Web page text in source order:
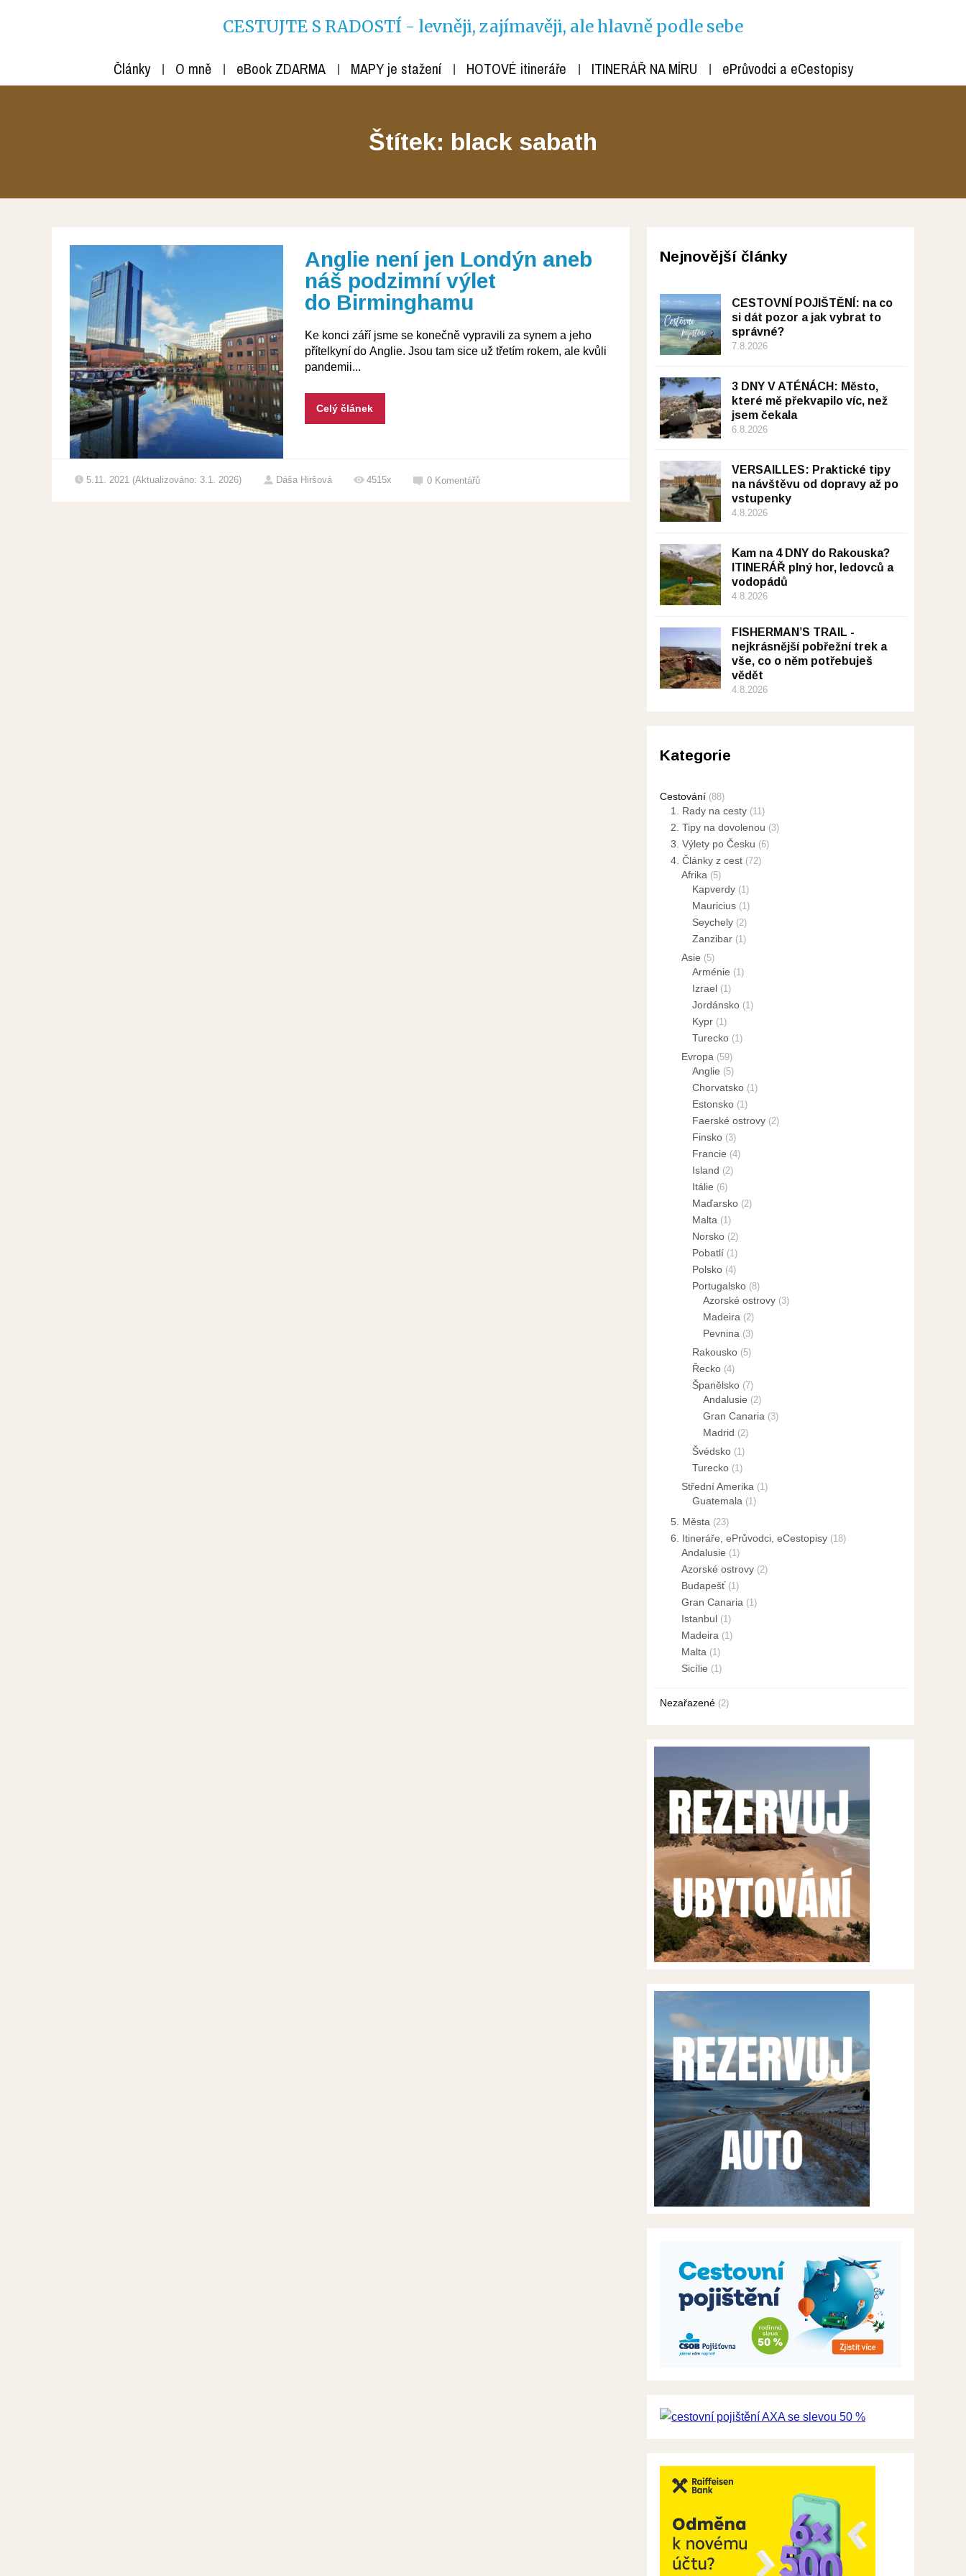
CESTUJTE S RADOSTÍ - levněji, zajímavěji, ale hlavně podle sebe
Články O mně eBook ZDARMA MAPY je stažení HOTOVÉ itineráře ITINERÁŘ NA MÍRU ePrůvodci a eCestopisy
Štítek: black sabath
Anglie není jen Londýn aneb
náš podzimní výlet
do Birminghamu
Ke konci září jsme se konečně vypravili za synem a jeho
přítelkyní do Anglie. Jsou tam sice už třetím rokem, ale kvůli
pandemii...
Celý článek
5.11. 2021 (Aktualizováno: 3.1. 2026) Dáša Hiršová 4515x 0 Komentářů
Nejnovější články
CESTOVNÍ POJIŠTĚNÍ: na co
si dát pozor a jak vybrat to
správné?
7.8.2026
3 DNY V ATÉNÁCH: Město,
které mě překvapilo víc, než
jsem čekala
6.8.2026
VERSAILLES: Praktické tipy
na návštěvu od dopravy až po
vstupenky
4.8.2026
Kam na 4 DNY do Rakouska?
ITINERÁŘ plný hor, ledovců a
vodopádů
4.8.2026
FISHERMAN’S TRAIL -
nejkrásnější pobřežní trek a
vše, co o něm potřebuješ
vědět
4.8.2026
Kategorie
Cestování (88)
1. Rady na cesty (11)
2. Tipy na dovolenou (3)
3. Výlety po Česku (6)
4. Články z cest (72)
Afrika (5)
Kapverdy (1)
Mauricius (1)
Seychely (2)
Zanzibar (1)
Asie (5)
Arménie (1)
Izrael (1)
Jordánsko (1)
Kypr (1)
Turecko (1)
Evropa (59)
Anglie (5)
Chorvatsko (1)
Estonsko (1)
Faerské ostrovy (2)
Finsko (3)
Francie (4)
Island (2)
Itálie (6)
Maďarsko (2)
Malta (1)
Norsko (2)
Pobatlí (1)
Polsko (4)
Portugalsko (8)
Azorské ostrovy (3)
Madeira (2)
Pevnina (3)
Rakousko (5)
Řecko (4)
Španělsko (7)
Andalusie (2)
Gran Canaria (3)
Madrid (2)
Švédsko (1)
Turecko (1)
Střední Amerika (1)
Guatemala (1)
5. Města (23)
6. Itineráře, ePrůvodci, eCestopisy (18)
Andalusie (1)
Azorské ostrovy (2)
Budapešť (1)
Gran Canaria (1)
Istanbul (1)
Madeira (1)
Malta (1)
Sicílie (1)
Nezařazené (2)